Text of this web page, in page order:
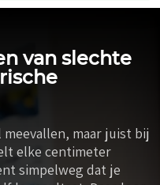
van slechte
maar juist bij
elke centimeter
simpelweg dat je